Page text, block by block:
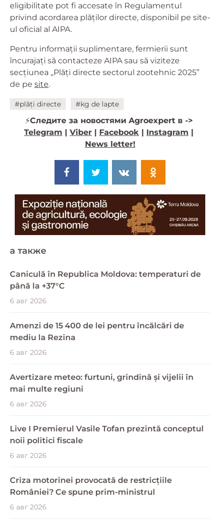
eligibilitate pot fi accesate în Regulamentul
privind acordarea plăților directe, disponibil pe site-
ul oficial al AIPA.
Pentru informații suplimentare, fermierii sunt
încurajați să contacteze AIPA sau să viziteze
secțiunea „Plăți directe sectorul zootehnic 2025”
de pe site.
#plăți directe #kg de lapte
⚡️Следите за новостями Agroexpert в ->
Telegram | Viber | Facebook | Instagram |
News letter!
a также
Caniculă în Republica Moldova: temperaturi de
până la +37°C
6 авг 2026
Amenzi de 15 400 de lei pentru încălcări de
mediu la Rezina
6 авг 2026
Avertizare meteo: furtuni, grindină și vijelii în
mai multe regiuni
6 авг 2026
Live I Premierul Vasile Tofan prezintă conceptul
noii politici fiscale
6 авг 2026
Criza motorinei provocată de restricțiile
României? Ce spune prim-ministrul
6 авг 2026